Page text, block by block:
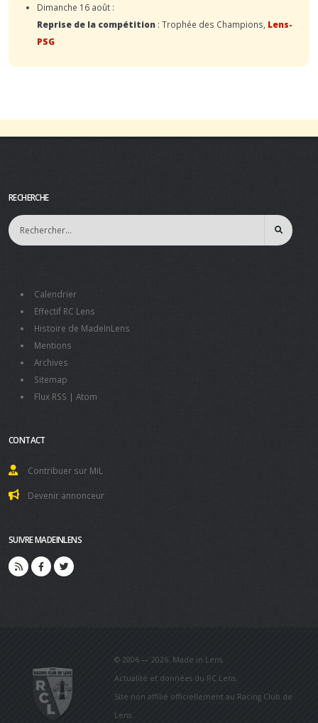
Dimanche 16 août :
Reprise de la compétition : Trophée des Champions, Lens-
PSG
RECHERCHE
Calendrier
Effectif RC Lens
Histoire de MadeInLens
Mentions
Archives
Sitemap
Flux RSS | Atom
CONTACT
Contribuer sur MiL
Devenir annonceur
SUIVRE MADEINLENS
© 2006 — 2026. Made in Lens.
Actualité et données du RC Lens.
Site non affilié officiellement au Racing Club de
Lens.